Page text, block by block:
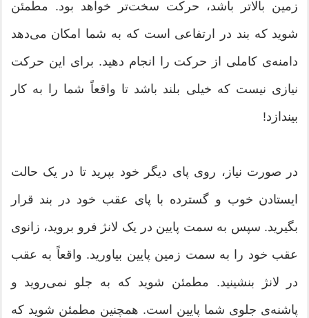
زمین بالاتر باشد، حرکت سخت‌تر خواهد بود. مطمئن
شوید که بند در ارتفاعی است که به شما امکان می‌دهد
دامنه‌ی کاملی از حرکت را انجام دهید. برای این حرکت
نیازی نیست که خیلی بلند باشد تا واقعاً شما را به کار
بیندازد!
در صورت نیاز، روی پای دیگر خود بپرید تا در یک حالت
ایستادن خوب و گسترده با پای عقب خود در بند قرار
بگیرید. سپس به سمت پایین در یک لانژ فرو بروید، زانوی
عقب خود را به سمت زمین پایین بیاورید. واقعاً به عقب
در لانژ بنشینید. مطمئن شوید که به جلو نمی‌روید و
پاشنه‌ی جلوی شما پایین است. همچنین مطمئن شوید که